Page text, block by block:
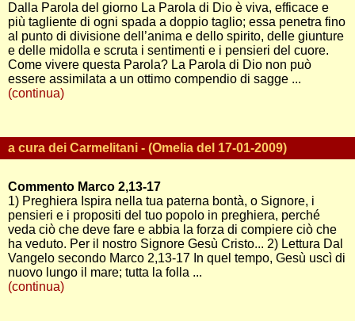
Dalla Parola del giorno La Parola di Dio è viva, efficace e
più tagliente di ogni spada a doppio taglio; essa penetra fino
al punto di divisione dell’anima e dello spirito, delle giunture
e delle midolla e scruta i sentimenti e i pensieri del cuore.
Come vivere questa Parola? La Parola di Dio non può
essere assimilata a un ottimo compendio di sagge ...
(continua)
a cura dei Carmelitani - (Omelia del 17-01-2009)
Commento Marco 2,13-17
1) Preghiera Ispira nella tua paterna bontà, o Signore, i
pensieri e i propositi del tuo popolo in preghiera, perché
veda ciò che deve fare e abbia la forza di compiere ciò che
ha veduto. Per il nostro Signore Gesù Cristo... 2) Lettura Dal
Vangelo secondo Marco 2,13-17 In quel tempo, Gesù uscì di
nuovo lungo il mare; tutta la folla ...
(continua)